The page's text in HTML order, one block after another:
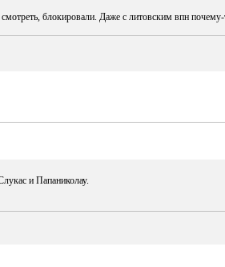
блокировали. Даже с литовским впн почему-
и Папаниколау.